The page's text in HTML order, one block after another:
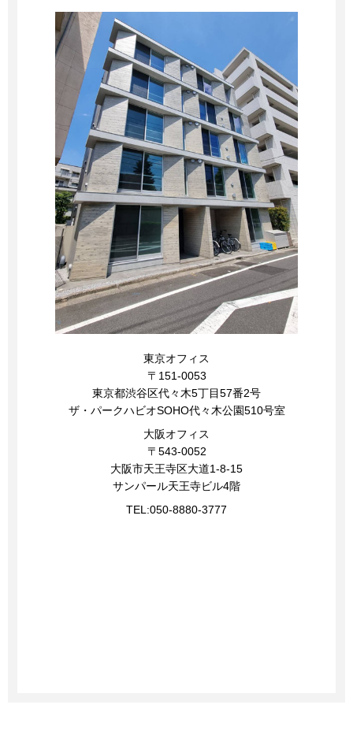
東京オフィス
〒151-0053
東京都渋谷区代々木5丁目57番2号
ザ・パークハビオSOHO代々木公園510号室
大阪オフィス
〒543-0052
大阪市天王寺区大道1-8-15
サンパール天王寺ビル4階
TEL:050-8880-3777